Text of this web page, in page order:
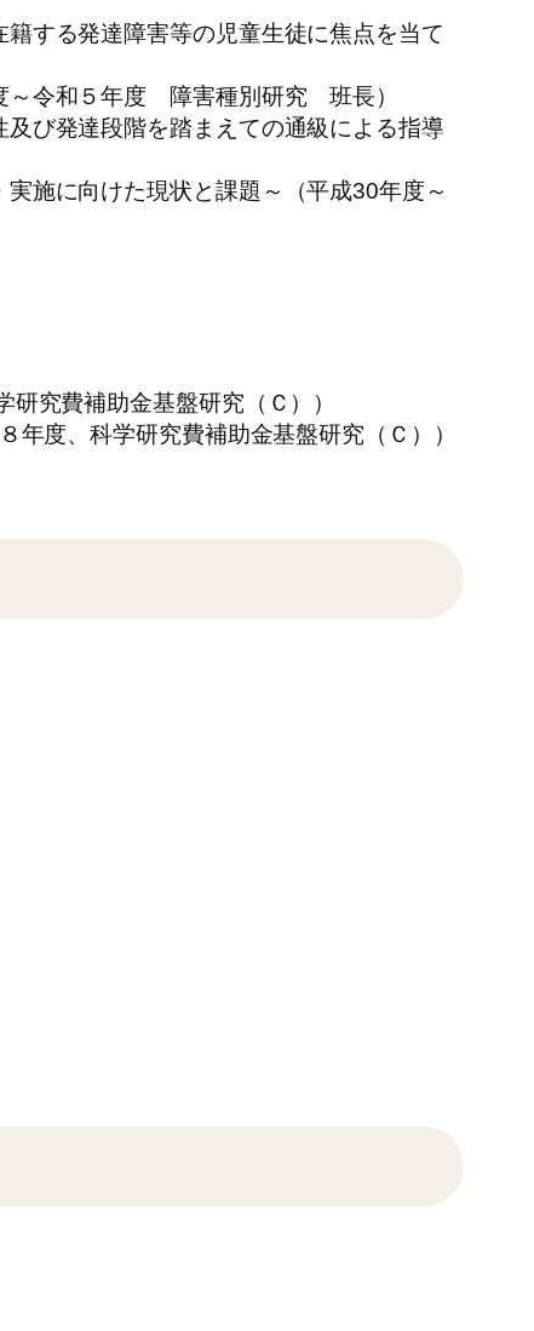
する発達障害等の児童生徒に焦点を当て
～令和５年度 障害種別研究 班長）
び発達段階を踏まえての通級による指導
施に向けた現状と課題～（平成30年度～
究費補助金基盤研究（Ｃ））
度、科学研究費補助金基盤研究（Ｃ））